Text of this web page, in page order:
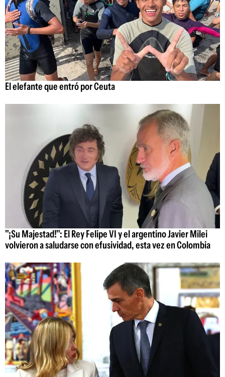
El elefante que entró por Ceuta
"¡Su Majestad!": El Rey Felipe VI y el argentino Javier Milei
volvieron a saludarse con efusividad, esta vez en Colombia